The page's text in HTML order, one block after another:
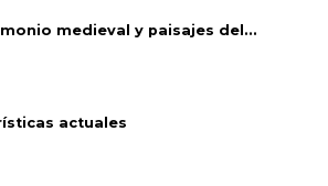
medieval y paisajes del...
actuales